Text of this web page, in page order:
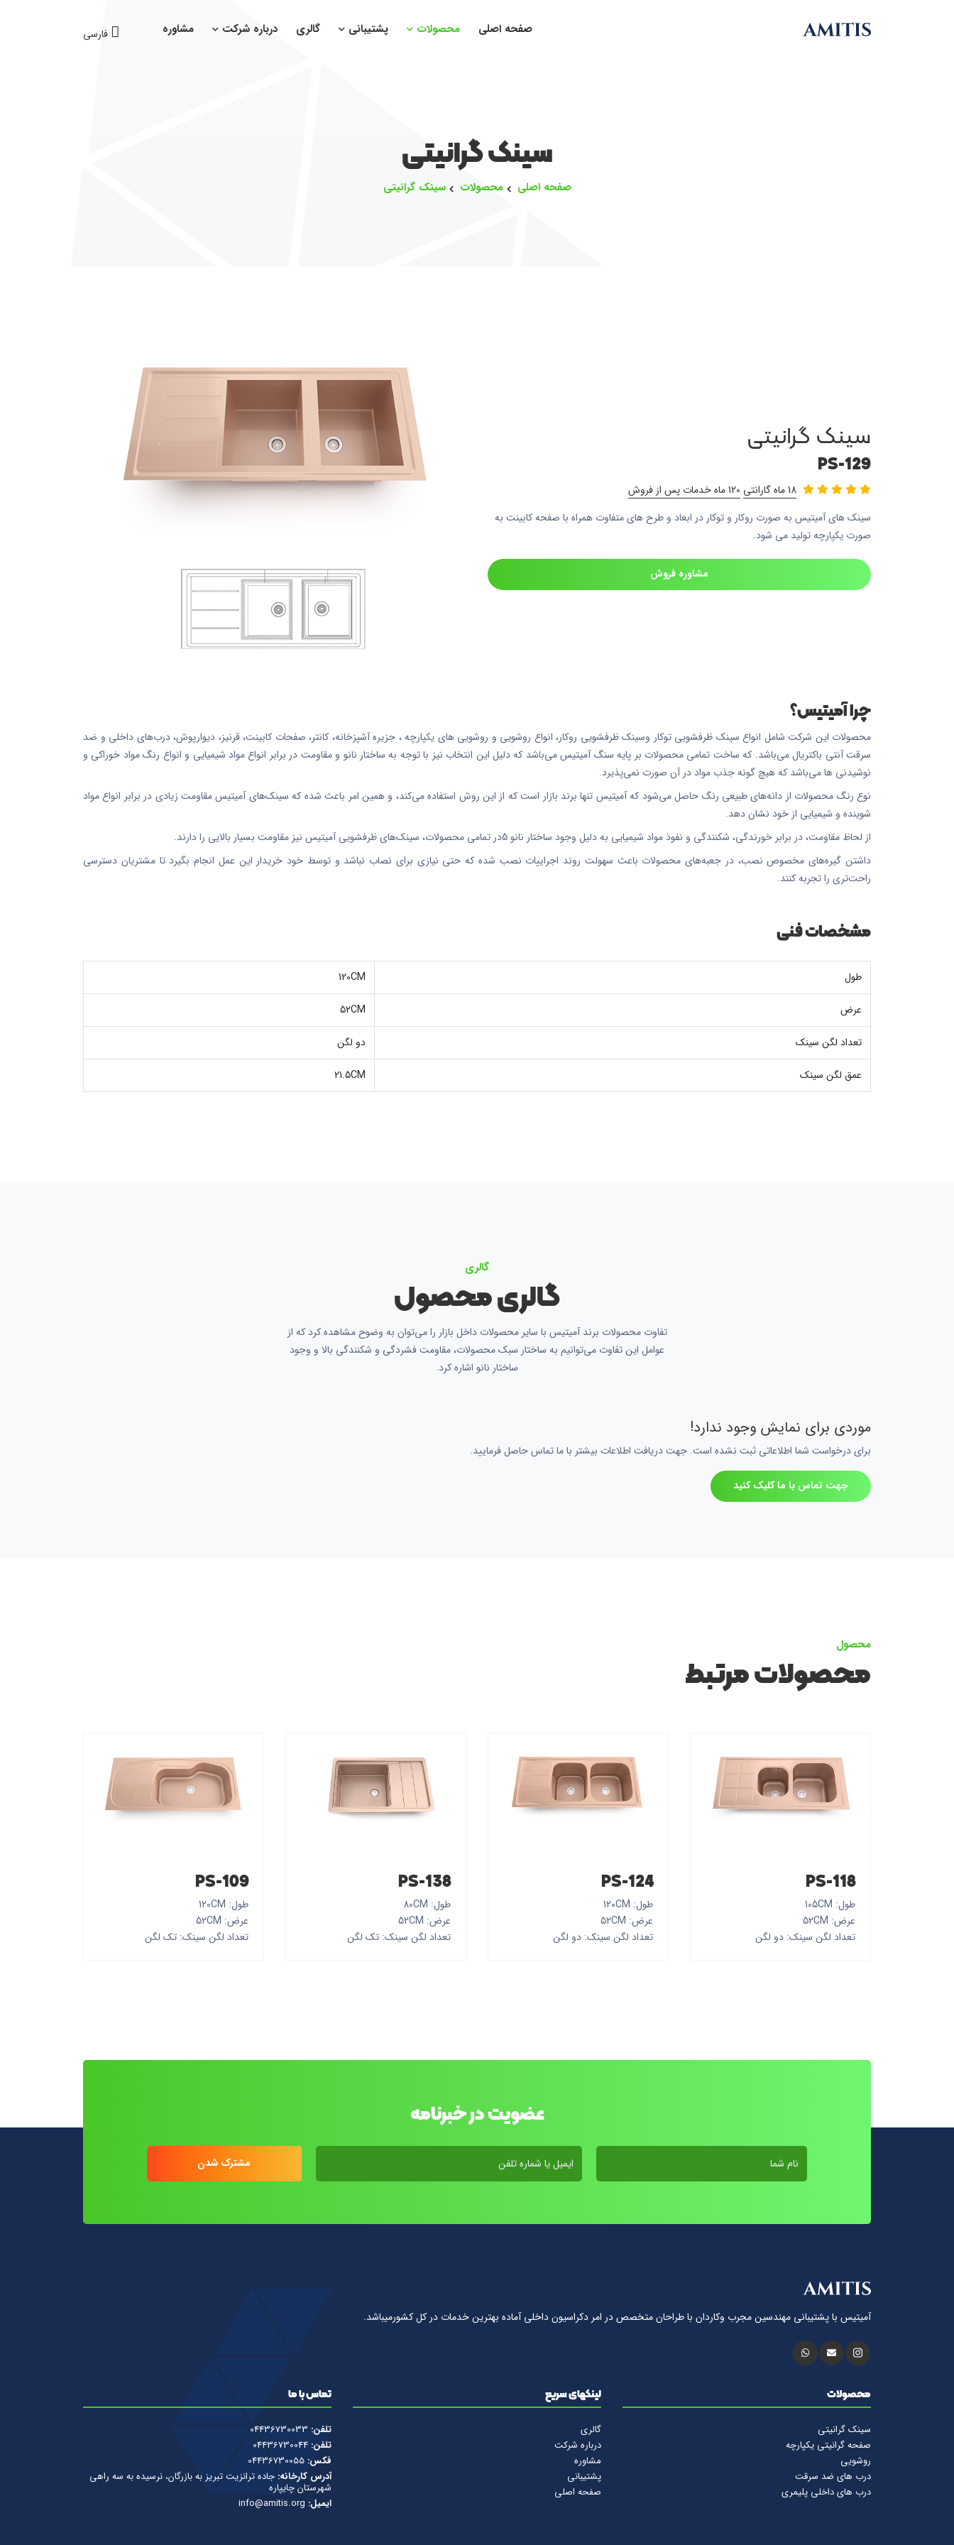
صفحه اصلی محصولات پشتیبانی گالری درباره شرکت مشاوره فارسی
سینک گرانیتی
صفحه اصلی محصولات سینک گرانیتی
سینک گرانیتی
PS-129
18 ماه گارانتی
120 ماه خدمات پس از فروش
سینک های آمیتیس به صورت روکار و توکار در ابعاد و طرح های متفاوت همراه با صفحه کابینت به
صورت یکپارچه تولید می شود.
مشاوره فروش
چرا آمیتیس؟
محصولات این شرکت شامل انواع سینک ظرفشویی توکار وسینک ظرفشویی روکار، انواع روشویی و روشویی های یکپارچه ، جزیره آشپزخانه، کانتر، صفحات کابینت، قرنیز، دیوارپوش، درب‌های داخلی و ضد
سرقت آنتی باکتریال می‌باشد. که ساخت تمامی محصولات بر پایه سنگ آمیتیس می‌باشد که دلیل این انتخاب نیز با توجه به ساختار نانو و مقاومت در برابر انواع مواد شیمیایی و انواع رنگ مواد خوراکی و
نوشیدنی ها می‌باشد که هیچ گونه جذب مواد در آن صورت نمی‌پذیرد.
نوع رنگ محصولات از دانه‌های طبیعی رنگ حاصل می‌شود که آمیتیس تنها برند بازار است که از این روش استفاده می‌کند، و همین امر باعث شده که سینک‌های آمیتیس مقاومت زیادی در برابر انواع مواد
شوینده و شیمیایی از خود نشان دهد.
از لحاظ مقاومت، در برابر خورندگی، شکنندگی و نفوذ مواد شیمیایی به دلیل وجود ساختار نانو 5در تمامی محصولات، سینک‌های ظرفشویی آمیتیس نیز مقاومت بسیار بالایی را دارند.
داشتن گیره‌های مخصوص نصب، در جعبه‌های محصولات باعث سهولت روند اجراییات نصب شده که حتی نیازی برای نصاب نباشد و توسط خود خریدار این عمل انجام بگیرد تا مشتریان دسترسی
راحت‌تری را تجربه کنند.
مشخصات فنی
طول 120CM
عرض 52CM
تعداد لگن سینک دو لگن
عمق لگن سینک 21.5CM
گالری
گالری محصول
تفاوت محصولات برند آمیتیس با سایر محصولات داخل بازار را می‌توان به وضوح مشاهده کرد که از
عوامل این تفاوت می‌توانیم به ساختار سبک محصولات، مقاومت فشردگی و شکنندگی بالا و وجود
ساختار نانو اشاره کرد.
موردی برای نمایش وجود ندارد!
برای درخواست شما اطلاعاتی ثبت نشده است. جهت دریافت اطلاعات بیشتر با ما تماس حاصل فرمایید.
جهت تماس با ما کلیک کنید
محصول
محصولات مرتبط
PS-118
طول: 105CM
عرض: 52CM
تعداد لگن سینک: دو لگن
PS-124
طول: 120CM
عرض: 52CM
تعداد لگن سینک: دو لگن
PS-138
طول: 80CM
عرض: 52CM
تعداد لگن سینک: تک لگن
PS-109
طول: 120CM
عرض: 52CM
تعداد لگن سینک: تک لگن
عضویت در خبرنامه
مشترک شدن
آمیتیس با پشتيبانى مهندسين مجرب وكاردان با طراحان متخصص در امر دكراسيون داخلى آماده بهترين خدمات در كل كشورمیباشد.
محصولات
سینک گرانیتی
صفحه گرانیتی یکپارچه
روشویی
درب های ضد سرقت
درب های داخلی پلیمری
لینکهای سریع
گالری
درباره شرکت
مشاوره
پشتیبانی
صفحه اصلی
تماس با ما
تلفن: 04436730033
تلفن: 04436730044
فکس: 04436730055
آدرس کارخانه: جاده ترانزیت تبریز به بازرگان، نرسیده به سه راهی
شهرستان چایپاره
ایمیل: info@amitis.org